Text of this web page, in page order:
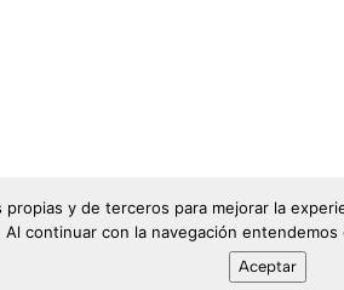
propias y de terceros para mejorar la
Al continuar con la navegación
Aceptar